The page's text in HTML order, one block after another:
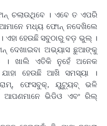
ଚଲାଉଥିବେ । ଏବେ ତ ଏପରି
ମଧ୍ୟ ଫୋନ୍ ନଦେଖିଲେ
ଏହା ହେଉଛି ସବୁଠାରୁ ବଡ଼ ଭୁଲ୍ ।
ଦେଖାଇବା ଅଭ୍ୟାସ ଛୁଆଙ୍କୁ
। ଖାଲି ଏତିକି ନୁହେଁ ଅନେକ
ହେଉଛି ଆଖି ସମସ୍ୟା ।
ଫେସବୁକ୍, ୟୁଟ୍ୟୁବ୍ ଭଳି
ଆପଣମାନେ ଭିଡିଓ ଏବଂ ରିଲ୍